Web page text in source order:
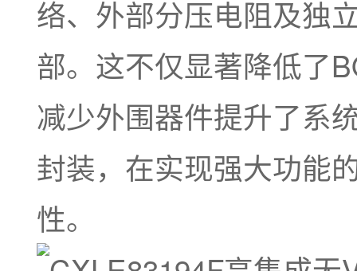
络、外部分压电阻及独
部。这不仅显著降低了
减少外围器件提升了系
封装，在实现强大功能
性。